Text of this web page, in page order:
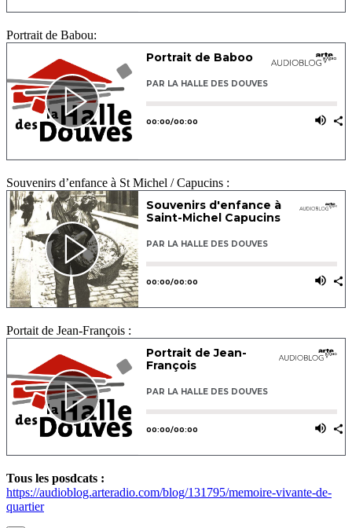
Portrait de Babou:
Souvenirs d’enfance à St Michel / Capucins :
Portait de Jean-François :
Tous les posdcats :
https://audioblog.arteradio.com/blog/131795/memoire-vivante-de-
quartier